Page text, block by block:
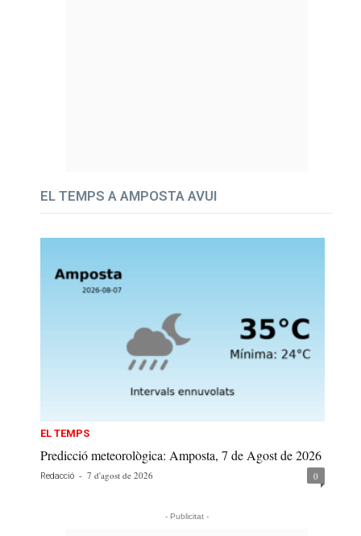
EL TEMPS A AMPOSTA AVUI
EL TEMPS
Predicció meteorològica: Amposta, 7 de Agost de 2026
Redacció - 7 d'agost de 2026 0
- Publicitat -